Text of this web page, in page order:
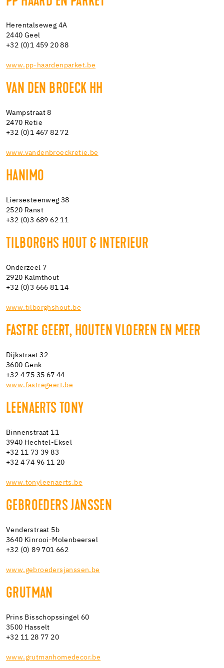
Herentalseweg 4A
2440 Geel
+32 (0)1 459 20 88
www.pp-haardenparket.be
VAN DEN BROECK HH
Wampstraat 8
2470 Retie
+32 (0)1 467 82 72
www.vandenbroeckretie.be
HANIMO
Liersesteenweg 38
2520 Ranst
+32 (0)3 689 62 11
TILBORGHS HOUT & INTERIEUR
Onderzeel 7
2920 Kalmthout
+32 (0)3 666 81 14
www.tilborghshout.be
FASTRE GEERT, HOUTEN VLOEREN EN MEER
Dijkstraat 32
3600 Genk
+32 4 75 35 67 44
www.fastregeert.be
LEENAERTS TONY
Binnenstraat 11
3940 Hechtel-Eksel
+32 11 73 39 83
+32 4 74 96 11 20
www.tonyleenaerts.be
GEBROEDERS JANSSEN
Venderstraat 5b
3640 Kinrooi-Molenbeersel
+32 (0) 89 701 662
www.gebroedersjanssen.be
GRUTMAN
Prins Bisschopssingel 60
3500 Hasselt
+32 11 28 77 20
www.grutmanhomedecor.be